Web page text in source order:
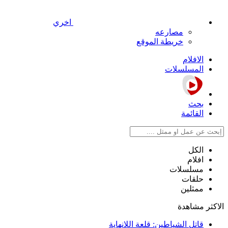
اخري
مصارعه
خريطة الموقع
الافلام
المسلسلات
بحث
القائمة
الكل
افلام
مسلسلات
حلقات
ممثلين
الاكثر مشاهدة
قاتل الشياطين: قلعة اللانهاية